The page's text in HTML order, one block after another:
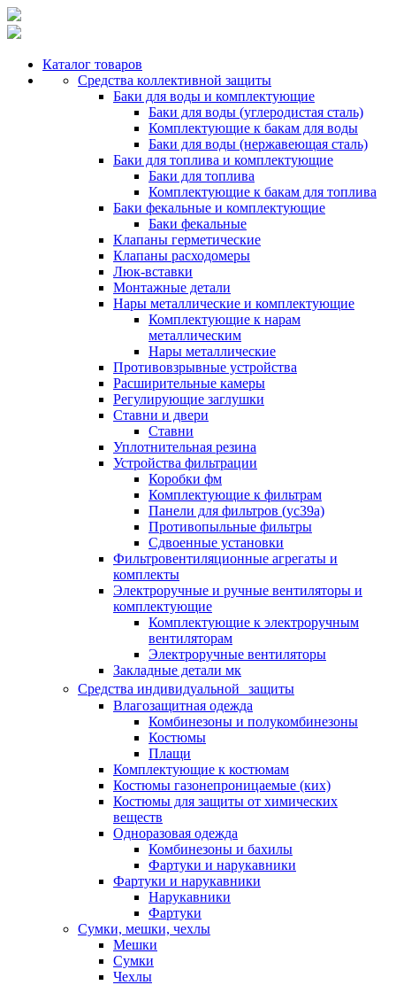
Каталог товаров
Средства коллективной защиты
Баки для воды и комплектующие
Баки для воды (углеродистая сталь)
Комплектующие к бакам для воды
Баки для воды (нержавеющая сталь)
Баки для топлива и комплектующие
Баки для топлива
Комплектующие к бакам для топлива
Баки фекальные и комплектующие
Баки фекальные
Клапаны герметические
Клапаны расходомеры
Люк-вставки
Монтажные детали
Нары металлические и комплектующие
Комплектующие к нарам
металлическим
Нары металлические
Противовзрывные устройства
Расширительные камеры
Регулирующие заглушки
Ставни и двери
Ставни
Уплотнительная резина
Устройства фильтрации
Коробки фм
Комплектующие к фильтрам
Панели для фильтров (ус39а)
Противопыльные фильтры
Сдвоенные установки
Фильтровентиляционные агрегаты и
комплекты
Электроручные и ручные вентиляторы и
комплектующие
Комплектующие к электроручным
вентиляторам
Электроручные вентиляторы
Закладные детали мк
Средства индивидуальной защиты
Влагозащитная одежда
Комбинезоны и полукомбинезоны
Костюмы
Плащи
Комплектующие к костюмам
Костюмы газонепроницаемые (ких)
Костюмы для защиты от химических
веществ
Одноразовая одежда
Комбинезоны и бахилы
Фартуки и нарукавники
Фартуки и нарукавники
Нарукавники
Фартуки
Сумки, мешки, чехлы
Мешки
Сумки
Чехлы